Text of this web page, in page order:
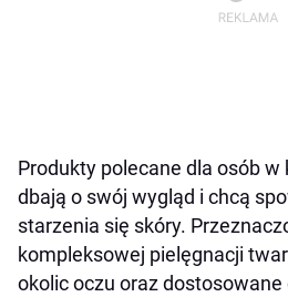
Produkty polecane dla osób
dbają o swój wygląd i chcą
starzenia się skóry.
kompleksowej pielęgnacji
okolic oczu oraz